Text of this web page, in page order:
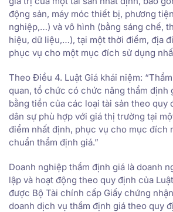
động sản, máy móc thiết bị, phương
nghiệp,…) và vô hình (bằng sáng chế,
hiệu, dữ liệu,…), tại một thời điểm, địa
phục vụ cho một mục đích sử dụng
Theo Điều 4. Luật Giá khái niệm:
quan, tổ chức có chức năng thẩm định
bằng tiền của các loại tài sản theo quy
dân sự phù hợp với giá thị trường tại
điểm nhất định, phục vụ cho mục đích
chuẩn thẩm định giá.”
Doanh nghiệp thẩm định giá là doanh
lập và hoạt động theo quy định của
được Bộ Tài chính cấp Giấy chứng
doanh dịch vụ thẩm định giá theo quy